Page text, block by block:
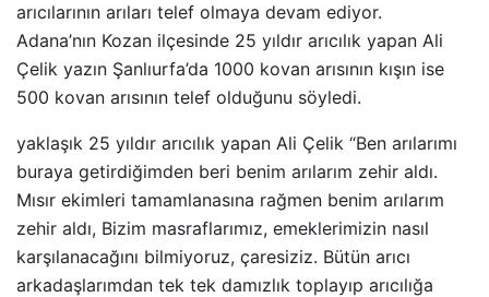
arıcılarının arıları telef olmaya devam ediyor.
Adana’nın Kozan ilçesinde 25 yıldır arıcılık yapan Ali
Çelik yazın Şanlıurfa’da 1000 kovan arısının kışın ise
500 kovan arısının telef olduğunu söyledi.
yaklaşık 25 yıldır arıcılık yapan Ali Çelik “Ben arılarımı
buraya getirdiğimden beri benim arılarım zehir aldı.
Mısır ekimleri tamamlanasına rağmen benim arılarım
zehir aldı, Bizim masraflarımız, emeklerimizin nasıl
karşılanacağını bilmiyoruz, çaresiziz. Bütün arıcı
arkadaşlarımdan tek tek damızlık toplayıp arıcılığa